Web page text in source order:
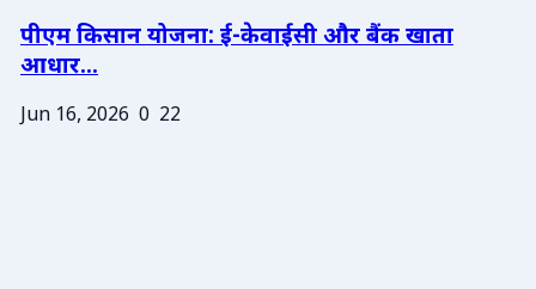
पीएम किसान योजना: ई-केवाईसी और बैंक खाता
आधार...
Jun 16, 2026 0 22